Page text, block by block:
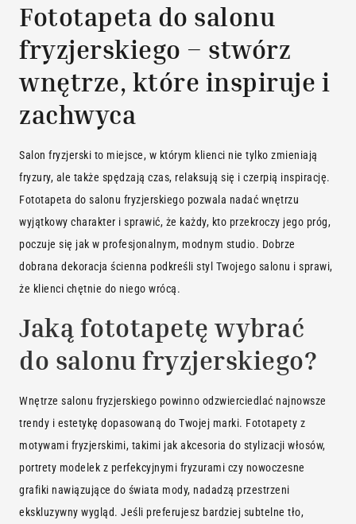
Fototapeta do salonu
fryzjerskiego – stwórz
wnętrze, które inspiruje i
zachwyca
Salon fryzjerski to miejsce, w którym klienci nie tylko zmieniają
fryzury, ale także spędzają czas, relaksują się i czerpią inspirację.
Fototapeta do salonu fryzjerskiego pozwala nadać wnętrzu
wyjątkowy charakter i sprawić, że każdy, kto przekroczy jego próg,
poczuje się jak w profesjonalnym, modnym studio. Dobrze
dobrana dekoracja ścienna podkreśli styl Twojego salonu i sprawi,
że klienci chętnie do niego wrócą.
Jaką fototapetę wybrać
do salonu fryzjerskiego?
Wnętrze salonu fryzjerskiego powinno odzwierciedlać najnowsze
trendy i estetykę dopasowaną do Twojej marki. Fototapety z
motywami fryzjerskimi, takimi jak akcesoria do stylizacji włosów,
portrety modelek z perfekcyjnymi fryzurami czy nowoczesne
grafiki nawiązujące do świata mody, nadadzą przestrzeni
ekskluzywny wygląd. Jeśli preferujesz bardziej subtelne tło,